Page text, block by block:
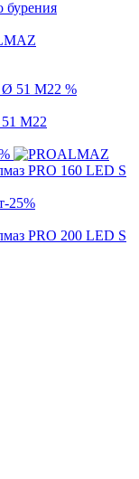
бурения
%
51 М22
PRO 160 LED S
-25%
PRO 200 LED S